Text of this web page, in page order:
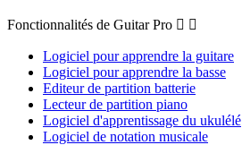
Fonctionnalités de Guitar Pro  
Logiciel pour apprendre la guitare
Logiciel pour apprendre la basse
Editeur de partition batterie
Lecteur de partition piano
Logiciel d'apprentissage du ukulélé
Logiciel de notation musicale